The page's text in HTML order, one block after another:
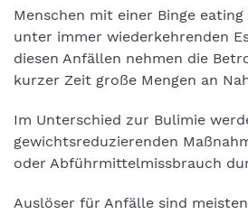
Menschen mit einer Binge
unter immer wiederkehrenden
diesen Anfällen nehmen die
kurzer Zeit große Mengen an
Im Unterschied zur Bulimie
gewichtsreduzierenden
oder Abführmittelmissbrauch
Auslöser für Anfälle sind